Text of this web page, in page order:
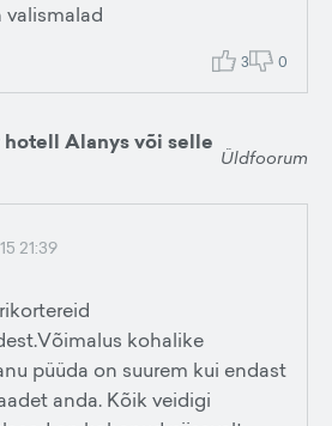
3 0
Alanys või selle
Üldfoorum
21:39
kohalike
püüda on suurem kui endast
anda. Kõik veidigi